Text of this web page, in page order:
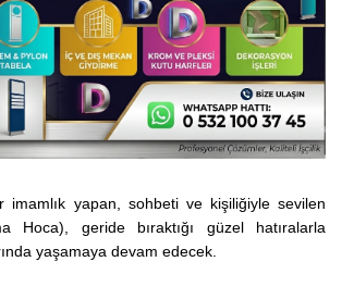
imamlık yapan, sohbeti ve kişiliğiyle sevilen
Hoca), geride bıraktığı güzel hatıralarla
yaşamaya devam edecek.